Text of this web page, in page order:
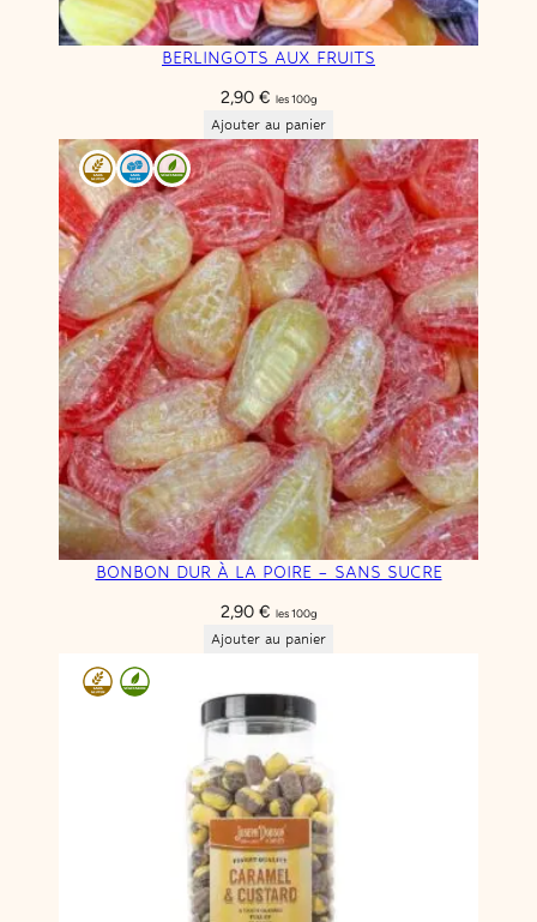
BERLINGOTS AUX FRUITS
2,90 € les 100g
Ajouter au panier
BONBON DUR À LA POIRE – SANS SUCRE
2,90 € les 100g
Ajouter au panier